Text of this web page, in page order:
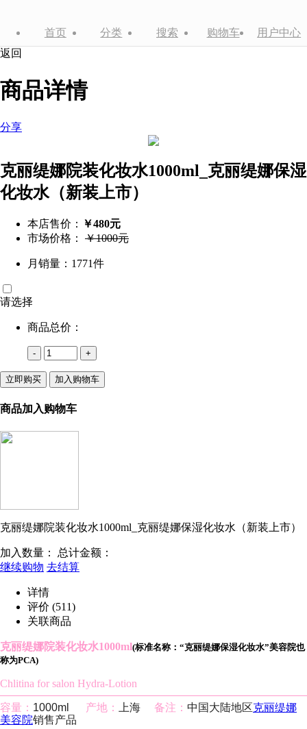
首页 分类 搜索 购物车
用户中心
返回
商品详情
分享
克丽缇娜院装化妆水1000ml_克丽缇娜保湿
化妆水（新装上市）
本店售价： ￥480元
市场价格： ￥1000元
月销量：1771件
请选择
商品总价：
- +
立即购买 加入购物车
商品加入购物车
克丽缇娜院装化妆水1000ml_克丽缇娜保湿化妆水（新装上市）
加入数量： 总计金额：
继续购物 去结算
详情
评价 (511)
关联商品
克丽缇娜院装化妆水1000ml(标准名称：“克丽缇娜保湿化妆水”美容院也
称为PCA)
Chlitina for salon Hydra-Lotion
容量： 1000ml 产地： 上海 备注： 中国大陆地区克丽缇娜
美容院销售产品